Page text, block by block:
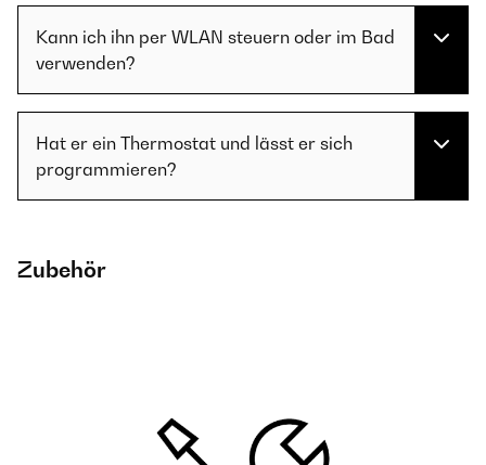
Kann ich ihn per WLAN steuern oder im Bad
verwenden?
Hat er ein Thermostat und lässt er sich
programmieren?
Zubehör